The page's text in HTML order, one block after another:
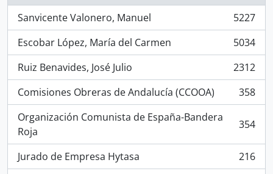
Sanvicente Valonero, Manuel
, 5227 resultados
5227
Escobar López, María del Carmen
, 5034 resultados
5034
Ruiz Benavides, José Julio
, 2312 resultados
2312
Comisiones Obreras de Andalucía (CCOOA)
, 358 resultados
358
Organización Comunista de España-Bandera
Roja
, 354 resultados 354
Jurado de Empresa Hytasa
, 216 resultados
216